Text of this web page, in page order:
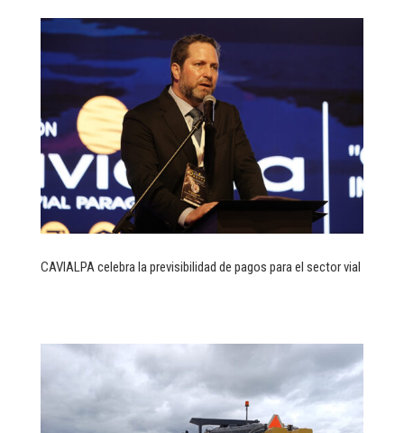
CAVIALPA celebra la previsibilidad de pagos para el sector vial